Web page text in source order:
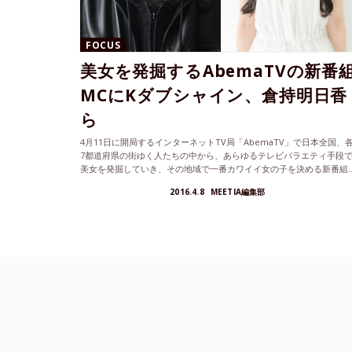
FOCUS
美女を発掘するAbemaTVの新番
MCにKダブシャイン、倉持明日香
ら
4月11日に開局するインターネットTV局「AbemaTV」で日本全国、
7都道府県の街ゆく人たちの中から、あらゆるテレビバラエティ手段で
美女を発掘していき、その地域で一番カワイイ女の子を決める新番組...
2016.4.8 MEETIA編集部